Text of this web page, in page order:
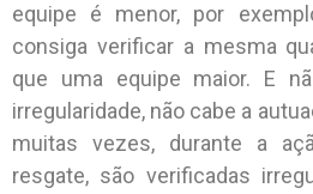
equipe é menor, por
consiga verificar a mesma
que uma equipe maior. E
irregularidade, não cabe a
muitas vezes, durante a
resgate, são verificadas